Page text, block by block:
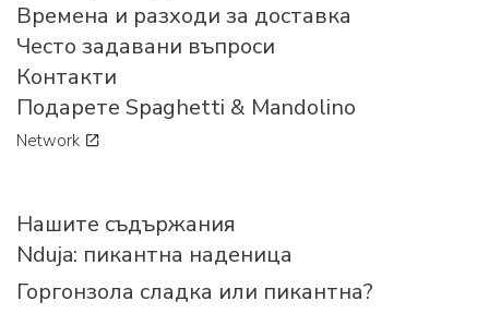
Времена и разходи за доставка
Често задавани въпроси
Контакти
Подарете Spaghetti & Mandolino
Network
Нашите съдържания
Nduja: пикантна наденица
Горгонзола сладка или пикантна?